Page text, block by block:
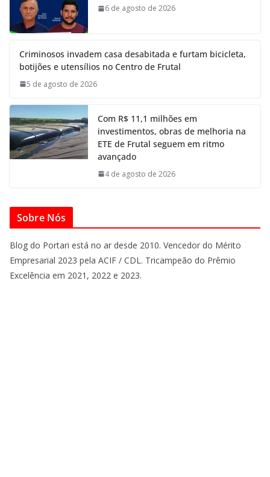
6 de agosto de 2026
Criminosos invadem casa desabitada e furtam bicicleta,
botijões e utensílios no Centro de Frutal
5 de agosto de 2026
Com R$ 11,1 milhões em
investimentos, obras de melhoria na
ETE de Frutal seguem em ritmo
avançado
4 de agosto de 2026
Sobre Nós
Blog do Portari está no ar desde 2010. Vencedor do Mérito
Empresarial 2023 pela ACIF / CDL. Tricampeão do Prêmio
Excelência em 2021, 2022 e 2023.